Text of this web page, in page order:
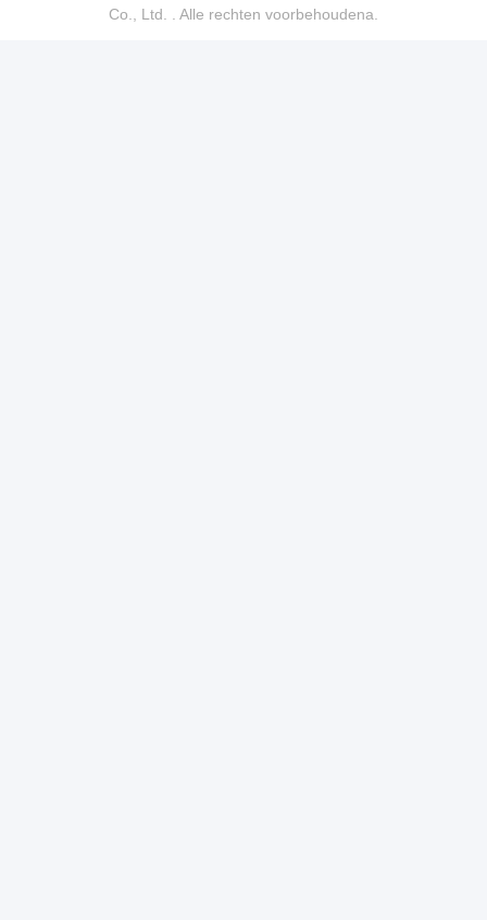
Co., Ltd. . Alle rechten voorbehoudena.